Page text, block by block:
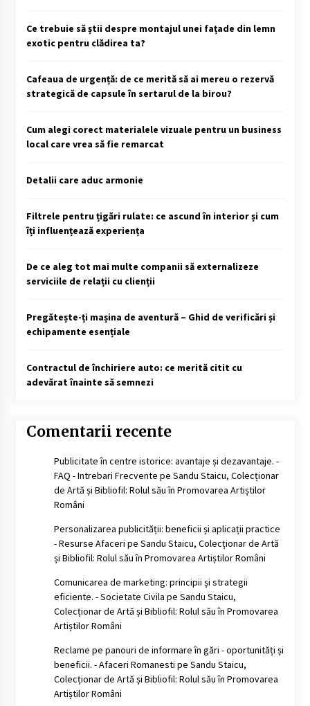
Ce trebuie să știi despre montajul unei fațade din lemn
exotic pentru clădirea ta?
Cafeaua de urgență: de ce merită să ai mereu o rezervă
strategică de capsule în sertarul de la birou?
Cum alegi corect materialele vizuale pentru un business
local care vrea să fie remarcat
Detalii care aduc armonie
Filtrele pentru țigări rulate: ce ascund în interior și cum
îți influențează experiența
De ce aleg tot mai multe companii să externalizeze
serviciile de relații cu clienții
Pregătește-ți mașina de aventură – Ghid de verificări și
echipamente esențiale
Contractul de închiriere auto: ce merită citit cu
adevărat înainte să semnezi
Comentarii recente
Publicitate în centre istorice: avantaje și dezavantaje. -
FAQ - Intrebari Frecvente pe Sandu Staicu, Colecționar
de Artă și Bibliofil: Rolul său în Promovarea Artiștilor
Români
Personalizarea publicității: beneficii și aplicații practice
- Resurse Afaceri pe Sandu Staicu, Colecționar de Artă
și Bibliofil: Rolul său în Promovarea Artiștilor Români
Comunicarea de marketing: principii și strategii
eficiente. - Societate Civila pe Sandu Staicu,
Colecționar de Artă și Bibliofil: Rolul său în Promovarea
Artiștilor Români
Reclame pe panouri de informare în gări - oportunități și
beneficii. - Afaceri Romanesti pe Sandu Staicu,
Colecționar de Artă și Bibliofil: Rolul său în Promovarea
Artiștilor Români